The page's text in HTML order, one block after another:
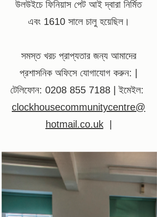
উলউইচে ফিনিয়াস পেট আই দ্বারা নির্মিত
এবং 1610 সালে চালু হয়েছিল।
সমস্ত খরচ প্রাপ্যতার জন্য আমাদের
প্রশাসনিক অফিসে যোগাযোগ করুন: |
টেলিফোন: 0208 855 7188 | ইমেইল:
clockhousecommunitycentre@
hotmail.co.uk